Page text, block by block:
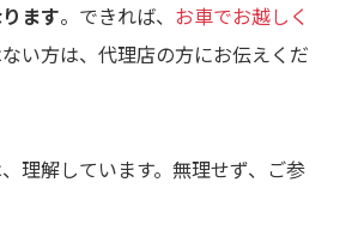
ます。できれば、 お車でお越しく
い方は、代理店の方にお伝えくだ
理解しています。無理せず、ご参